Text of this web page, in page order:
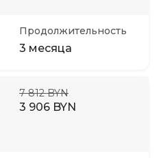
Продолжительность
3 месяца
7 812 BYN
3 906 BYN